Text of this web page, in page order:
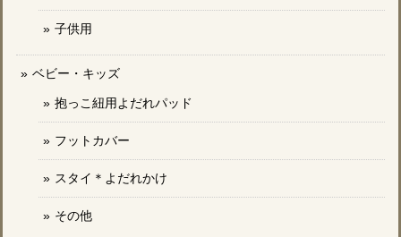
子供用
ベビー・キッズ
抱っこ紐用よだれパッド
フットカバー
スタイ＊よだれかけ
その他